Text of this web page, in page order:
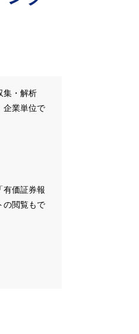
集・解析
企業単位で
有価証券報
の閲覧もで